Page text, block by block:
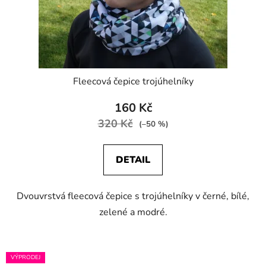
Fleecová čepice trojúhelníky
160 Kč
320 Kč (–50 %)
DETAIL
Dvouvrstvá fleecová čepice s trojúhelníky v černé, bílé,
zelené a modré.
VÝPRODEJ